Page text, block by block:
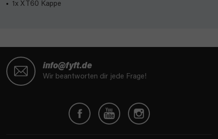
1x XT60 Kappe
info@fyft.de
Wir beantworten dir jede Frage!